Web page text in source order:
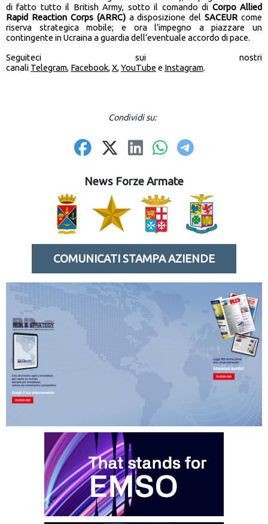
di fatto tutto il British Army, sotto il comando di Corpo Allied
Rapid Reaction Corps (ARRC)a disposizione delSACEUR come
riserva strategica mobile; e ora l’impegno a piazzare un
contingente in Ucraina a guardia dell’eventuale accordo di pace.
Seguiteci sui nostri
canali Telegram, Facebook,X,YouTube e Instagram.
Condividi su:
News Forze Armate
COMUNICATI STAMPA AZIENDE